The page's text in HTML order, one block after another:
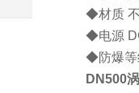
◆材质
◆电源
◆防爆等
DN500